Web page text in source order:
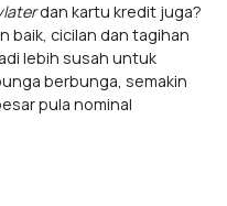
dan kartu kredit juga?
baik, cicilan dan tagihan
lebih susah untuk
berbunga, semakin
pula nominal